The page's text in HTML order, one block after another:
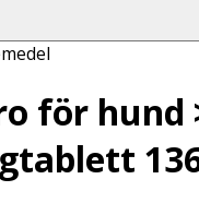
för hund